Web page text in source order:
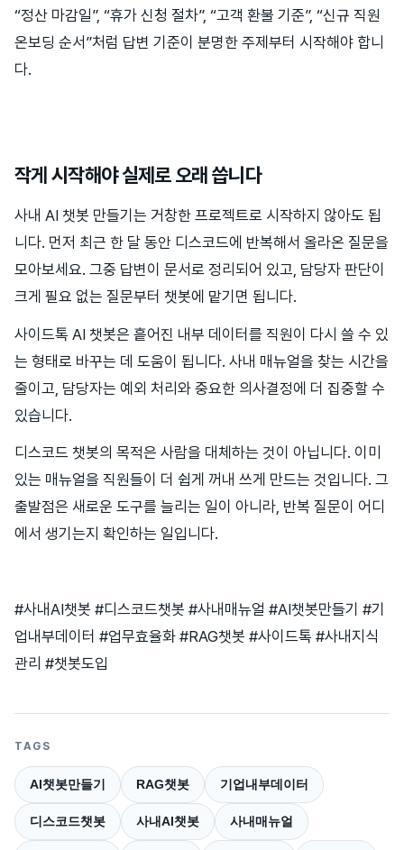
“정산 마감일”, “휴가 신청 절차”, “고객 환불 기준”, “신규 직원
온보딩 순서”처럼 답변 기준이 분명한 주제부터 시작해야 합니
다.
작게 시작해야 실제로 오래 씁니다
사내 AI 챗봇 만들기는 거창한 프로젝트로 시작하지 않아도 됩
니다. 먼저 최근 한 달 동안 디스코드에 반복해서 올라온 질문을
모아보세요. 그중 답변이 문서로 정리되어 있고, 담당자 판단이
크게 필요 없는 질문부터 챗봇에 맡기면 됩니다.
사이드톡 AI 챗봇은 흩어진 내부 데이터를 직원이 다시 쓸 수 있
는 형태로 바꾸는 데 도움이 됩니다. 사내 매뉴얼을 찾는 시간을
줄이고, 담당자는 예외 처리와 중요한 의사결정에 더 집중할 수
있습니다.
디스코드 챗봇의 목적은 사람을 대체하는 것이 아닙니다. 이미
있는 매뉴얼을 직원들이 더 쉽게 꺼내 쓰게 만드는 것입니다. 그
출발점은 새로운 도구를 늘리는 일이 아니라, 반복 질문이 어디
에서 생기는지 확인하는 일입니다.
#사내AI챗봇 #디스코드챗봇 #사내매뉴얼 #AI챗봇만들기 #기
업내부데이터 #업무효율화 #RAG챗봇 #사이드톡 #사내지식
관리 #챗봇도입
TAGS
AI챗봇만들기 RAG챗봇 기업내부데이터
디스코드챗봇 사내AI챗봇 사내매뉴얼